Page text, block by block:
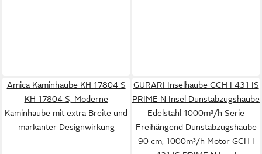
Amica Kaminhaube KH 17804 S
KH 17804 S, Moderne
Kaminhaube mit extra Breite und
markanter Designwirkung
GURARI Inselhaube GCH I 431 IS
PRIME N Insel Dunstabzugshaube
Edelstahl 1000m³/h Serie
Freihängend Dunstabzugshaube
90 cm, 1000m³/h Motor GCH I